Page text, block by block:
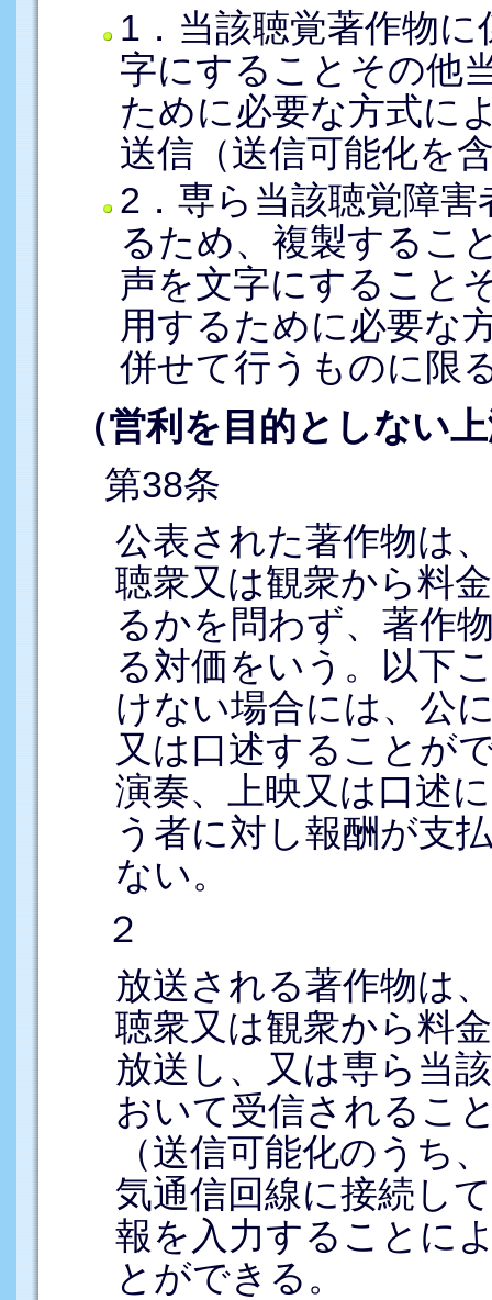
1．当該聴覚著作物
字にすることその他
ために必要な方式に
送信（送信可能化を
2．専ら当該聴覚障
るため、複製するこ
声を文字にすること
用するために必要な
併せて行うものに限
（営利を目的としない
第38条
公表された著作物は
聴衆又は観衆から料
るかを問わず、著作
る対価をいう。以下
けない場合には、公
又は口述することが
演奏、上映又は口述
う者に対し報酬が支
ない。
２
放送される著作物は
聴衆又は観衆から料
放送し、又は専ら当
おいて受信されるこ
（送信可能化のうち
気通信回線に接続し
報を入力することに
とができる。